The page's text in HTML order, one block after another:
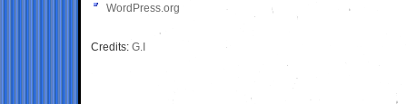
WordPress.org
Credits: G.I